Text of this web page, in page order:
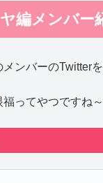
編メンバー
ンバーのTwitterを
ってやつですね